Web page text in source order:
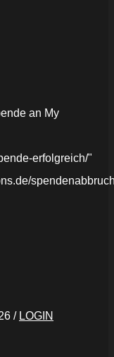
an My
erfolgreich/"
/ LOGIN